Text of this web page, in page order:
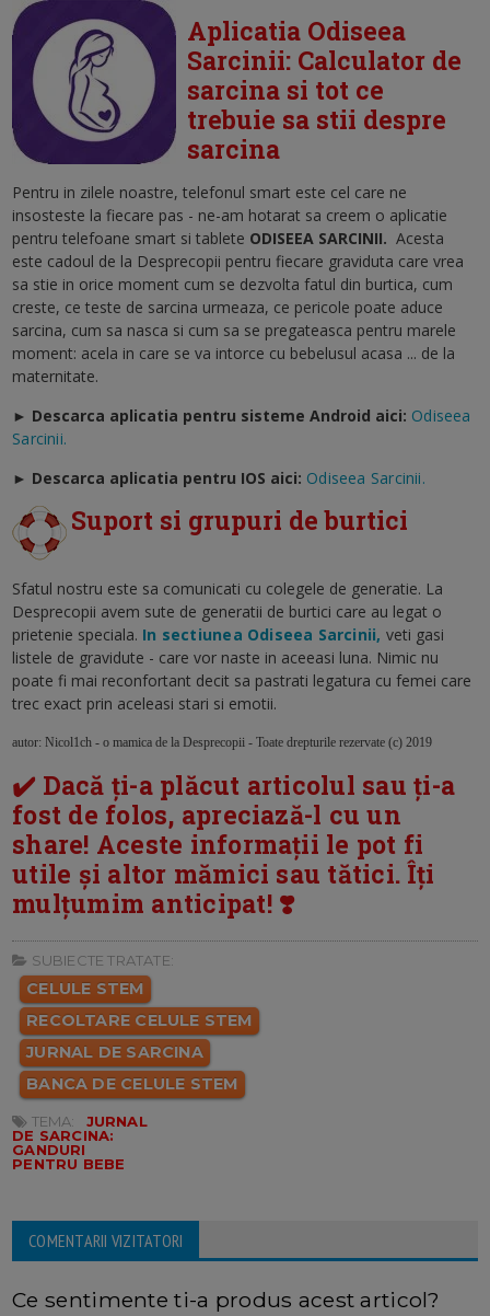
Aplicatia Odiseea
Sarcinii: Calculator de
sarcina si tot ce
trebuie sa stii despre
sarcina
Pentru in zilele noastre, telefonul smart este cel care ne
insosteste la fiecare pas - ne-am hotarat sa creem o aplicatie
pentru telefoane smart si tablete ODISEEA SARCINII. Acesta
este cadoul de la Desprecopii pentru fiecare graviduta care vrea
sa stie in orice moment cum se dezvolta fatul din burtica, cum
creste, ce teste de sarcina urmeaza, ce pericole poate aduce
sarcina, cum sa nasca si cum sa se pregateasca pentru marele
moment: acela in care se va intorce cu bebelusul acasa ... de la
maternitate.
► Descarca aplicatia pentru sisteme Android aici: Odiseea
Sarcinii.
► Descarca aplicatia pentru IOS aici: Odiseea Sarcinii.
Suport si grupuri de burtici
Sfatul nostru este sa comunicati cu colegele de generatie. La
Desprecopii avem sute de generatii de burtici care au legat o
prietenie speciala. In sectiunea Odiseea Sarcinii, veti gasi
listele de gravidute - care vor naste in aceeasi luna. Nimic nu
poate fi mai reconfortant decit sa pastrati legatura cu femei care
trec exact prin aceleasi stari si emotii.
autor: Nicol1ch - o mamica de la Desprecopii - Toate drepturile rezervate (c) 2019
✔️ Dacă ți-a plăcut articolul sau ți-a
fost de folos, apreciază-l cu un
share! Aceste informații le pot fi
utile și altor mămici sau tătici. Îți
mulțumim anticipat! ❣️
SUBIECTE TRATATE:
CELULE STEM
RECOLTARE CELULE STEM
JURNAL DE SARCINA
BANCA DE CELULE STEM
TEMA:
JURNAL
DE SARCINA:
GANDURI
PENTRU BEBE
COMENTARII VIZITATORI
Ce sentimente ti-a produs acest articol?